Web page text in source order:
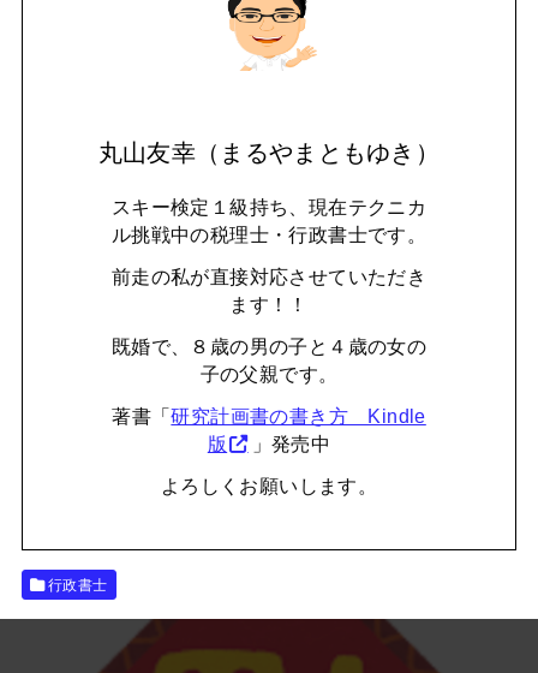
丸山友幸（まるやまともゆき）
スキー検定１級持ち、現在テクニカ
ル挑戦中の税理士・行政書士です。
前走の私が直接対応させていただき
ます！！
既婚で、８歳の男の子と４歳の女の
子の父親です。
著書「研究計画書の書き方 Kindle
版
」発売中
よろしくお願いします。
行政書士